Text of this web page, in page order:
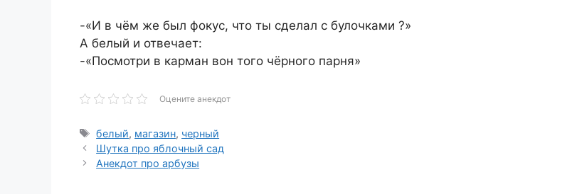
-«И в чём же был фокус, что ты сделал с булочками ?»
А белый и отвечает:
-«Посмотри в карман вон того чёрного парня»
Оцените анекдот
Метки
белый, магазин, черный
Шутка про яблочный сад
Анекдот про арбузы